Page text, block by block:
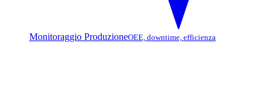
Monitoraggio ProduzioneOEE, downtime, efficienza